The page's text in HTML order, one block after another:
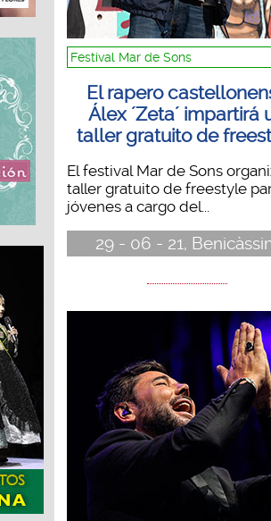
Festival Mar de Sons
El rapero
Álex ´Zeta´ impartirá
taller gratuito de
El festival Mar de Sons
taller gratuito de freestyle
jóvenes a cargo del...
29 - 06 - 21,